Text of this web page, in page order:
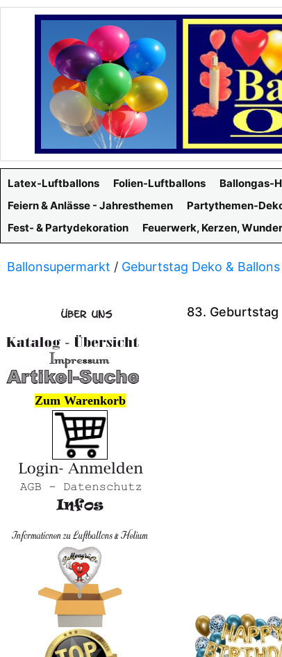
Latex-Luftballons Folien-Luftballons Ballongas-
Feiern & Anlässe - Jahresthemen
Partythemen-
Fest- & Partydekoration
Feuerwerk, Kerzen,
Ballonsupermarkt / Geburtstag Deko & Ballons
83. Geburtstag
Zum Warenkorb